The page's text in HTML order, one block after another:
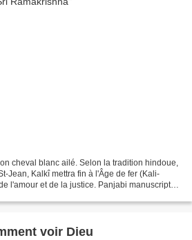
cheval blanc ailé. Selon la tradition hindoue,
Jean, Kalkî mettra fin à l'Âge de fer (Kali-
l'amour et de la justice. Panjabi manuscript
voir Dieu